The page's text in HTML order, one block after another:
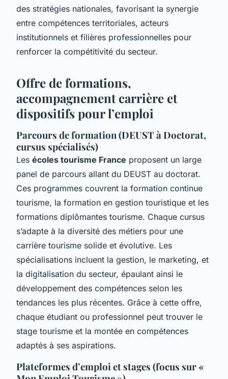
des stratégies nationales, favorisant la synergie
entre compétences territoriales, acteurs
institutionnels et filières professionnelles pour
renforcer la compétitivité du secteur.
Offre de formations,
accompagnement carrière et
dispositifs pour l’emploi
Parcours de formation (DEUST à Doctorat,
cursus spécialisés)
Les écoles tourisme France proposent un large
panel de parcours allant du DEUST au doctorat.
Ces programmes couvrent la formation continue
tourisme, la formation en gestion touristique et les
formations diplômantes tourisme. Chaque cursus
s’adapte à la diversité des métiers pour une
carrière tourisme solide et évolutive. Les
spécialisations incluent la gestion, le marketing, et
la digitalisation du secteur, épaulant ainsi le
développement des compétences selon les
tendances les plus récentes. Grâce à cette offre,
chaque étudiant ou professionnel peut trouver le
stage tourisme et la montée en compétences
adaptés à ses aspirations.
Plateformes d’emploi et stages (focus sur «